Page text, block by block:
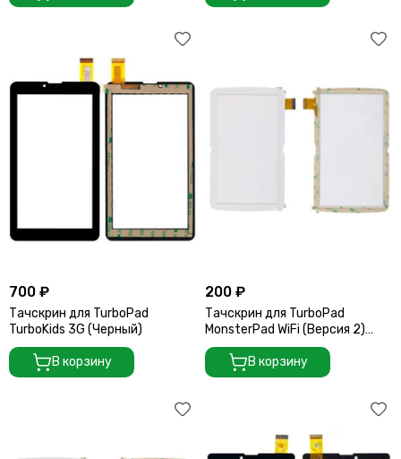
700 ₽
Тачскрин для TurboPad
TurboKids 3G (Черный)
В корзину
200 ₽
Тачскрин для TurboPad
MonsterPad WiFi (Версия 2)
(Белый)
В корзину